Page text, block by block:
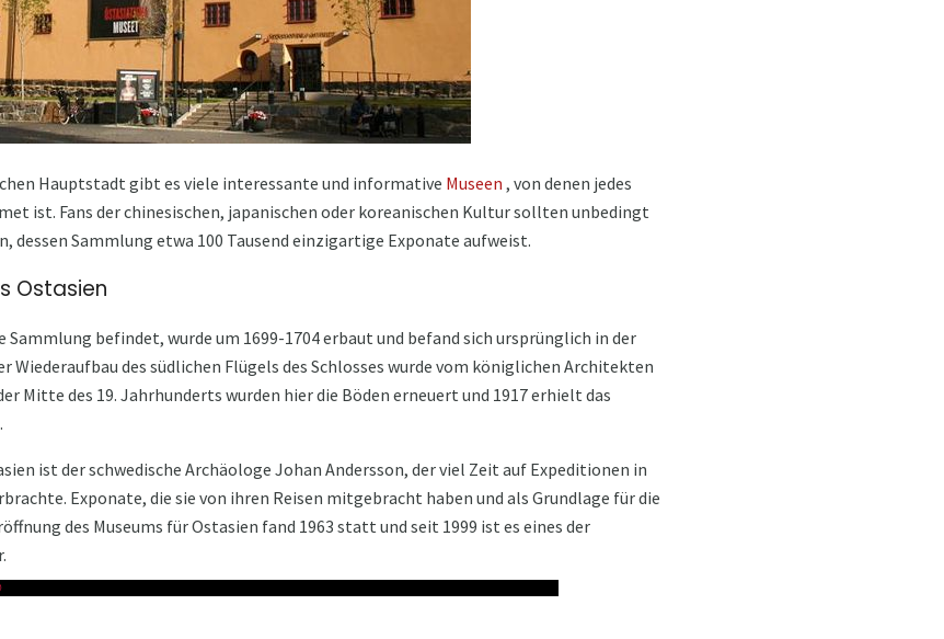
Hauptstadt gibt es viele interessante und informative Museen , von denen jedes
ist. Fans der chinesischen, japanischen oder koreanischen Kultur sollten unbedingt
dessen Sammlung etwa 100 Tausend einzigartige Exponate aufweist.
Ostasien
Sammlung befindet, wurde um 1699-1704 erbaut und befand sich ursprünglich in der
Wiederaufbau des südlichen Flügels des Schlosses wurde vom königlichen Architekten
Mitte des 19. Jahrhunderts wurden hier die Böden erneuert und 1917 erhielt das
ist der schwedische Archäologe Johan Andersson, der viel Zeit auf Expeditionen in
Exponate, die sie von ihren Reisen mitgebracht haben und als Grundlage für die
des Museums für Ostasien fand 1963 statt und seit 1999 ist es eines der